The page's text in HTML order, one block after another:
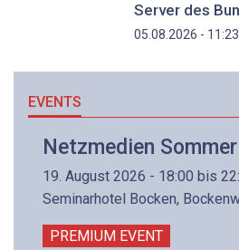
Server des
05.08.2026 - 11:23
EVENTS
Netzmedien
19. August 2026 - 18:00 bis
Seminarhotel Bocken,
PREMIUM EVENT